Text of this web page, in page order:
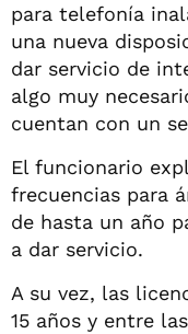
para telefonía
una nueva
dar servicio de
algo muy
cuentan con un
El funcionario
frecuencias para
de hasta un año
a dar servicio.
A su vez, las
15 años y entre